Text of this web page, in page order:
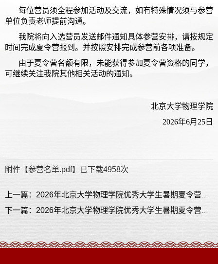
每位营员须全程参加活动及交流，如有特殊情况须与参营
单位负责老师提前沟通。
我院将向入选营员发送邮件通知具体参营安排，请按规定
时间完成夏令营报到。并按照安排完成参营前各项准备。
由于夏令营名额有限，未能获得参加夏令营资格的同学，
可继续关注我院其他相关活动的通知。
北京大学物理学院
2026年6月25日
附件【参营名单.pdf】已下载4958次